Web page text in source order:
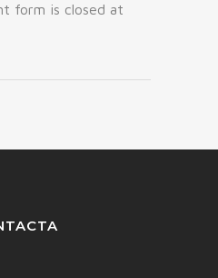
form is closed at